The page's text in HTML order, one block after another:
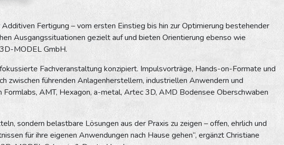
Fertigung – vom ersten Einstieg bis hin zur Optimierung bestehender
Ausgangssituationen gezielt auf und bieten Orientierung ebenso wie
MODEL GmbH.
Fachveranstaltung konzipiert. Impulsvorträge, Hands-on-Formate und
zwischen führenden Anlagenherstellern, industriellen Anwendern und
AMT, Hexagon, a-metal, Artec 3D, AMD Bodensee Oberschwaben
sondern belastbare Lösungen aus der Praxis zu zeigen – offen, ehrlich und
für ihre eigenen Anwendungen nach Hause gehen“, ergänzt Christiane